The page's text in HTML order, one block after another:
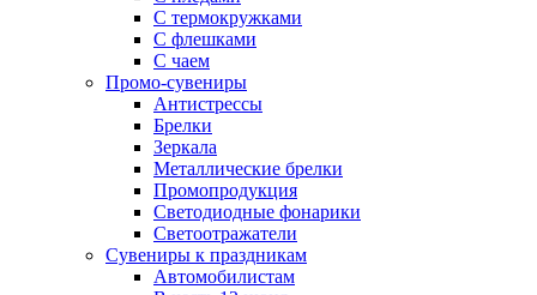
С термокружками
С флешками
С чаем
Промо-сувениры
Антистрессы
Брелки
Зеркала
Металлические брелки
Промопродукция
Светодиодные фонарики
Светоотражатели
Сувениры к праздникам
Автомобилистам